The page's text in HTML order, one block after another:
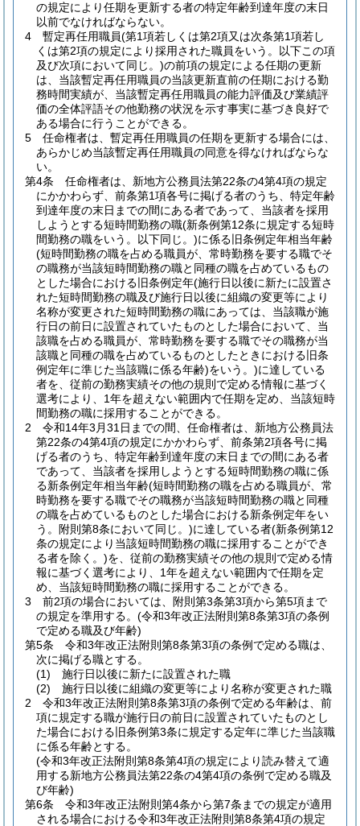
の規定により任期を更新する者の特定年齢到達年度の末日
以前でなければならない。
4
暫定再任用職員(第1項若しくは第2項又は次条第1項若し
くは第2項の規定により採用された職員をいう。以下この項
及び次項において同じ。)の前項の規定による任期の更新
は、当該暫定再任用職員の当該更新直前の任期における勤
務時間実績が、当該暫定再任用職員の能力評価及び業績評
価の全体評語その他勤務の状況を示す事実に基づき良好で
ある場合に行うことができる。
5
任命権者は、暫定再任用職員の任期を更新する場合には、
あらかじめ当該暫定再任用職員の同意を得なければならな
い。
第4条
任命権者は、新地方公務員法第22条の4第4項の規定
にかかわらず、前条第1項各号に掲げる者のうち、特定年齢
到達年度の末日までの間にある者であって、当該者を採用
しようとする短時間勤務の職(新条例第12条に規定する短時
間勤務の職をいう。以下同じ。)に係る旧条例定年相当年齢
(短時間勤務の職を占める職員が、常時勤務を要する職でそ
の職務が当該短時間勤務の職と同種の職を占めているもの
とした場合における旧条例定年(施行日以後に新たに設置さ
れた短時間勤務の職及び施行日以後に組織の変更等により
名称が変更された短時間勤務の職にあっては、当該職が施
行日の前日に設置されていたものとした場合において、当
該職を占める職員が、常時勤務を要する職でその職務が当
該職と同種の職を占めているものとしたときにおける旧条
例定年に準じた当該職に係る年齢)をいう。)に達している
者を、従前の勤務実績その他の規則で定める情報に基づく
選考により、1年を超えない範囲内で任期を定め、当該短時
間勤務の職に採用することができる。
2
令和14年3月31日までの間、任命権者は、新地方公務員法
第22条の4第4項の規定にかかわらず、前条第2項各号に掲
げる者のうち、特定年齢到達年度の末日までの間にある者
であって、当該者を採用しようとする短時間勤務の職に係
る新条例定年相当年齢(短時間勤務の職を占める職員が、常
時勤務を要する職でその職務が当該短時間勤務の職と同種
の職を占めているものとした場合における新条例定年をい
う。附則第8条において同じ。)に達している者(新条例第12
条の規定により当該短時間勤務の職に採用することができ
る者を除く。)を、従前の勤務実績その他の規則で定める情
報に基づく選考により、1年を超えない範囲内で任期を定
め、当該短時間勤務の職に採用することができる。
3
前2項の場合においては、附則第3条第3項から第5項まで
の規定を準用する。 (令和3年改正法附則第8条第3項の条例
で定める職及び年齢)
第5条
令和3年改正法附則第8条第3項の条例で定める職は、
次に掲げる職とする。
(1)
施行日以後に新たに設置された職
(2)
施行日以後に組織の変更等により名称が変更された職
2
令和3年改正法附則第8条第3項の条例で定める年齢は、前
項に規定する職が施行日の前日に設置されていたものとし
た場合における旧条例第3条に規定する定年に準じた当該職
に係る年齢とする。
(令和3年改正法附則第8条第4項の規定により読み替えて適
用する新地方公務員法第22条の4第4項の条例で定める職及
び年齢)
第6条
令和3年改正法附則第4条から第7条までの規定が適用
される場合における令和3年改正法附則第8条第4項の規定